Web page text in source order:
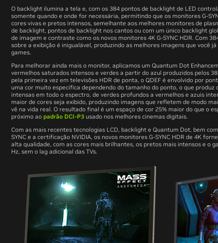
O backlight ilumina a tela e, com os 384 pontos de backlight de LED
somente quando e onde for necessária, permitindo que os monitores G-
cores vivas e pretos intensos, semelhante aos melhores monitores de
de backlight, pontos de backlight nos cantos ou com um único backlight
de imagem e contraste como os novos monitores 4K G-SYNC HDR. Com
sobre a exibição é inigualável, produzindo as melhores imagens que você
games.
Para melhorar ainda mais o monitor, aplicamos um Quantum Dot
vermelhos saturados intensos e verdes a partir do azul produzidos pelos
pela primeira vez em televisões HDR de ponta, o QDEF é envolvido por
uma cor muito específica dependendo do tamanho do ponto, o que produz
intensas em todo o espectro, de verdes profundos a vermelhos e azuis
maior de cores seja exibido, produzindo imagens que refletem de modo
vê na vida real. O resultado final é um espaço de cor 25% maior do que o
próximo ao padrão DCI-P3 usado nos melhores cinemas digitais.
Com as mais recentes tecnologias LCD, backlight e Quantum Dot, bem
SYNC e a certificação NVIDIA, os novos monitores G-SYNC HDR de 4K
alta qualidade, com as cores mais brilhantes, os pretos mais intensos e o
Hz, sem o lag adicional das TVs.